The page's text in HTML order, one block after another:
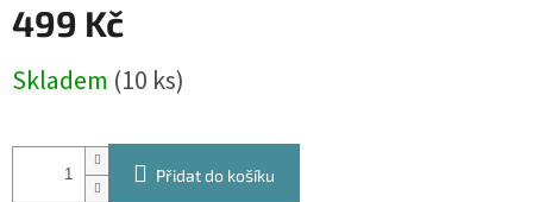
499 Kč
cena:
Skladem (10 ks)
Přidat do košíku